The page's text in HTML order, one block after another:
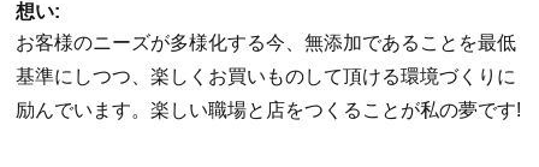
想い:
お客様のニーズが多様化する今、無添加であることを最低
基準にしつつ、楽しくお買いものして頂ける環境づくりに
励んでいます。楽しい職場と店をつくることが私の夢です!